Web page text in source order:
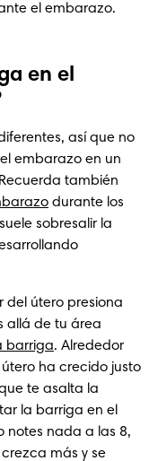
el embarazo.
en el
así que no
embarazo en un
también
durante los
sobresalir la
del útero presiona
allá de tu área
barriga. Alrededor
ha crecido justo
te asalta la
la barriga en el
notes nada a las 8,
más y se